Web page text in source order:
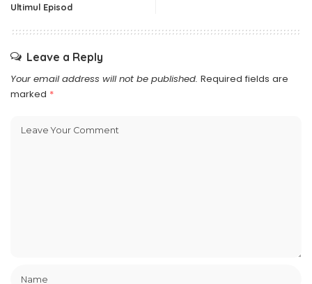
Ultimul Episod
Leave a Reply
Your email address will not be published. Required fields are
marked *